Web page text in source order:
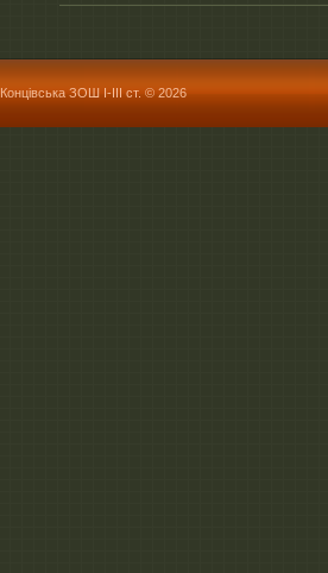
Концівська ЗОШ І-ІІІ ст. © 2026